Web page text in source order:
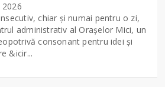
chiar și numai pentru o zi,
administrativ al Orașelor Mici, un
consonant pentru idei și
&icir...